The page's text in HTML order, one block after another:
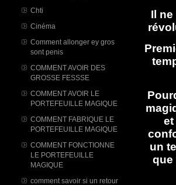
Chti
Cinéma
Comment allonger ey gros
sont penis
COMMENT AVOIR DES
GROSSE FESSSE
COMMENT AVOIR LE
PORTEFEUILLE MAGIQUE
COMMENT FABRIQUE LE
PORTEFEUILLE MAGIQUE
COMMENT FONCTIONNE
LE PORTEFEUILLE
MAGIQUE
comment savoir si un retour
Il
un
que